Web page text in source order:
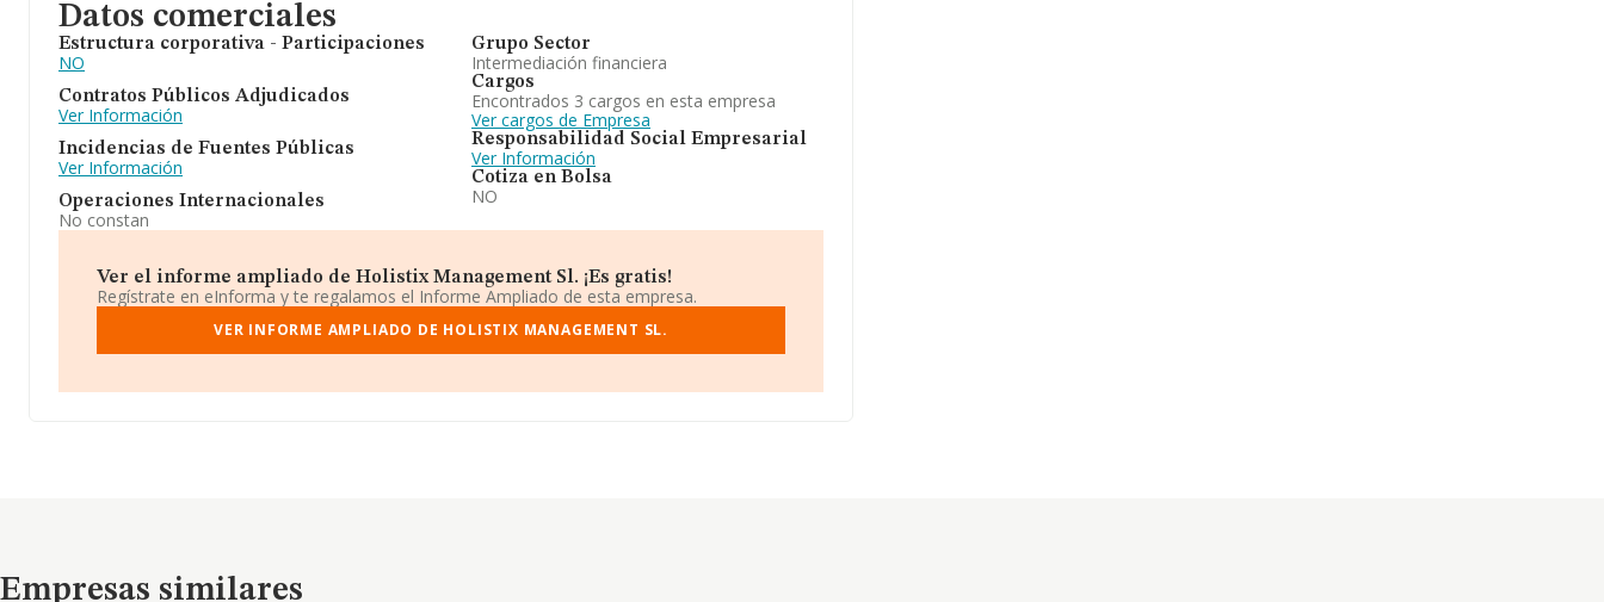
Datos comerciales
Estructura corporativa - Participaciones
NO
Contratos Públicos Adjudicados
Ver Información
Incidencias de Fuentes Públicas
Ver Información
Operaciones Internacionales
No constan
Grupo Sector
Intermediación financiera
Cargos
Encontrados 3 cargos en esta empresa
Ver cargos de Empresa
Responsabilidad Social Empresarial
Ver Información
Cotiza en Bolsa
NO
Ver el informe ampliado de Holistix Management Sl. ¡Es gratis!
Regístrate en eInforma y te regalamos el Informe Ampliado de esta empresa.
VER INFORME AMPLIADO DE HOLISTIX MANAGEMENT SL.
Empresas similares
Empresas similares